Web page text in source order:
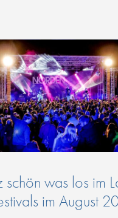
schön was los im
im August